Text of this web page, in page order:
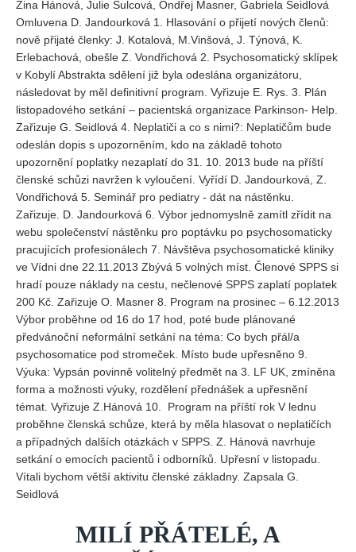
Zina Hánová, Julie Šulcová, Ondřej Masner, Gabriela Seidlová
Omluvena D. Jandourková 1. Hlasování o přijetí nových členů:
nově přijaté členky: J. Kotalová, M.Vinšová, J. Týnová, K.
Erlebachová, obešle Z. Vondřichová 2. Psychosomatický sklípek
v Kobylí Abstrakta sdělení již byla odeslána organizátoru,
následovat by měl definitivní program. Vyřizuje E. Rys. 3. Plán
listopadového setkání – pacientská organizace Parkinson- Help.
Zařizuje G. Seidlová 4. Neplatiči a co s nimi?: Neplatičům bude
odeslán dopis s upozorněním, kdo na základě tohoto
upozornění poplatky nezaplatí do 31. 10. 2013 bude na příští
členské schůzi navržen k vyloučení. Vyřídí D. Jandourková, Z.
Vondřichová 5. Seminář pro pediatry - dát na nástěnku.
Zařizuje. D. Jandourková 6. Výbor jednomyslně zamítl zřídit na
webu společenství nástěnku pro poptávku po psychosomaticky
pracujících profesionálech 7. Návštěva psychosomatické kliniky
ve Vídni dne 22.11.2013 Zbývá 5 volných míst. Členové SPPS si
hradí pouze náklady na cestu, nečlenové SPPS zaplatí poplatek
200 Kč. Zařizuje O. Masner 8. Program na prosinec – 6.12.2013
Výbor proběhne od 16 do 17 hod, poté bude plánované
předvánoční neformální setkání na téma: Co bych přál/a
psychosomatice pod stromeček. Místo bude upřesněno 9.
Výuka: Vypsán povinně volitelný předmět na 3. LF UK, zmíněna
forma a možnosti výuky, rozdělení přednášek a upřesnění
témat. Vyřizuje Z.Hánová 10. Program na příští rok V lednu
proběhne členská schůze, která by měla hlasovat o neplatičích
a případných dalších otázkách v SPPS. Z. Hánová navrhuje
setkání o emocích pacientů i odborníků. Upřesní v listopadu.
Vítali bychom větší aktivitu členské základny. Zapsala G.
Seidlová
MILÍ PŘÁTELÉ, A